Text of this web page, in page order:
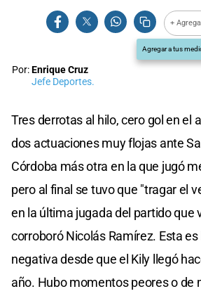
+
Agregar a tus
Por:Enrique Cruz
Jefe Deportes.
Tres derrotas al hilo, cero gol en el
dos actuaciones muy flojas ante
Córdoba más otra en la que jugó
pero al final se tuvo que "tragar el
en la última jugada del partido que
corroboró Nicolás Ramírez. Esta
negativa desde que el Kily llegó
año. Hubo momentos peores o de